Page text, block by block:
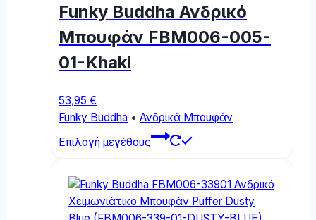
be
chosen
on
Funky Buddha Ανδρικό
Μπουφάν FBM006-005-
01-Khaki
53,95 €
Funky Buddha • Ανδρικά Μπουφάν
Επιλογή μεγέθους
multiple
variants.